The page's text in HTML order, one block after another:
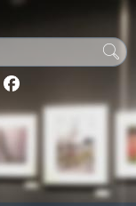
Twitter